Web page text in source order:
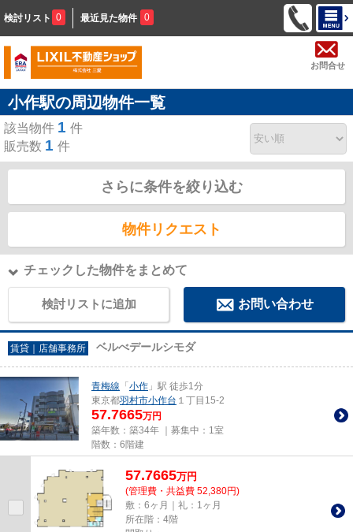
検討リスト 0 最近見た物件 0
お問合せ
小作駅の周辺物件一覧
該当物件 1 件
販売数 1 件
さらに条件を絞り込む
物件リクエスト
チェックした物件をまとめて
検討リストに追加 お問い合わせ
賃貸｜店舗事務所 ベルべデールシモダ
青梅線 「 小作 」駅 徒歩1分
東京都羽村市小作台 １丁目15-2
57.7665万円
築年数：築34年 ｜募集中： 1室
階数：6階建
57.7665万円
(管理費・共益費 52,380円)
敷：6ヶ月｜礼：1ヶ月
所在階：4階